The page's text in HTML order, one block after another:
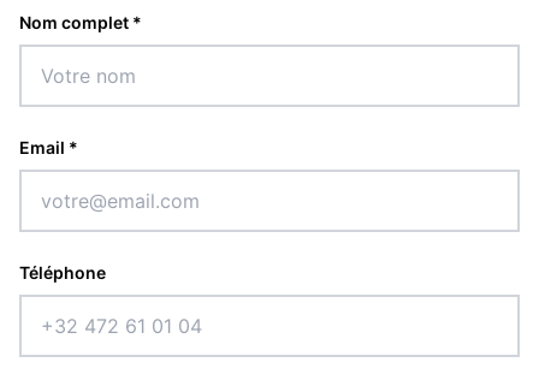
Nom complet *
Email *
Téléphone